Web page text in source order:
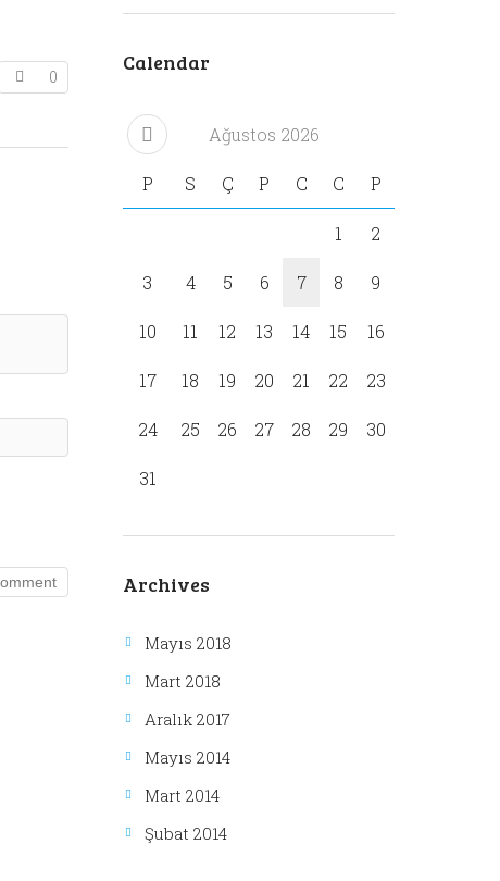
0
Calendar
Ağustos 2026
P S Ç P C C P
1 2
3 4 5 6 7 8 9
10 11 12 13 14 15 16
17 18 19 20 21 22 23
24 25 26 27 28 29 30
31
Archives
Mayıs 2018
Mart 2018
Aralık 2017
Mayıs 2014
Mart 2014
Şubat 2014